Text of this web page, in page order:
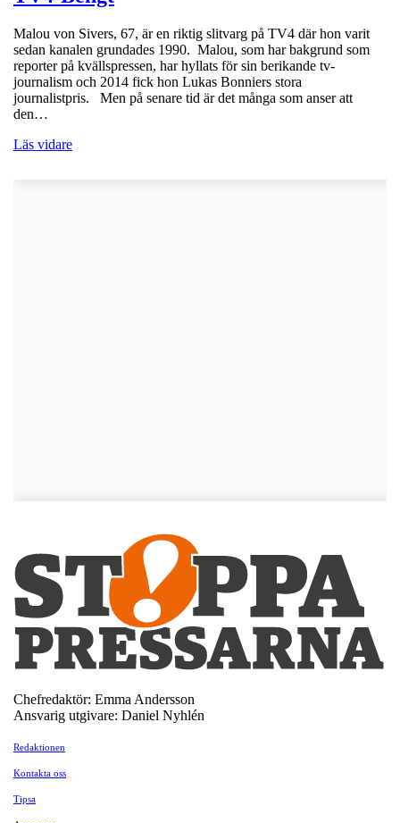
Malou von Sivers, 67, är en riktig slitvarg på TV4 där hon varit
sedan kanalen grundades 1990. Malou, som har bakgrund som
reporter på kvällspressen, har hyllats för sin berikande tv-
journalism och 2014 fick hon Lukas Bonniers stora
journalistpris. Men på senare tid är det många som anser att
den…
Läs vidare
Chefredaktör: Emma Andersson
Ansvarig utgivare: Daniel Nyhlén
Redaktionen
Kontakta oss
Tipsa